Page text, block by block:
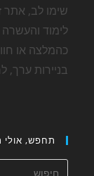
שימו לב, אתר
לימוד
כהמלצה או
בניירות ערך,
תחפש,